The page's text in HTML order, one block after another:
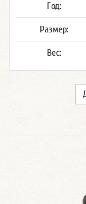
Год:
Размер:
Вес: